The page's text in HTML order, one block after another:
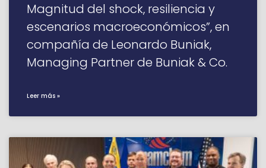
Magnitud del shock, resiliencia y
escenarios macroeconómicos”, en
compañía de Leonardo Buniak,
Managing Partner de Buniak & Co.
Leer más »